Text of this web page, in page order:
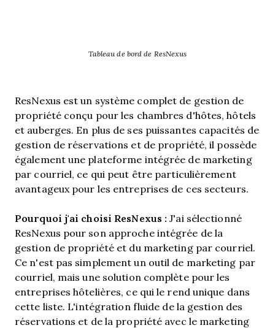
Tableau de bord de ResNexus
ResNexus est un système complet de gestion de
propriété conçu pour les chambres d'hôtes, hôtels
et auberges. En plus de ses puissantes capacités de
gestion de réservations et de propriété, il possède
également une plateforme intégrée de marketing
par courriel, ce qui peut être particulièrement
avantageux pour les entreprises de ces secteurs.
Pourquoi j'ai choisi ResNexus :J'ai sélectionné
ResNexus pour son approche intégrée de la
gestion de propriété et du marketing par courriel.
Ce n'est pas simplement un outil de marketing par
courriel, mais une solution complète pour les
entreprises hôtelières, ce qui le rend unique dans
cette liste. L'intégration fluide de la gestion des
réservations et de la propriété avec le marketing